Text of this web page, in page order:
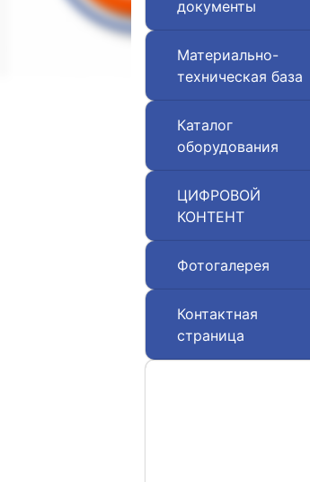
документы
Материально-
техническая база
Каталог
оборудования
ЦИФРОВОЙ
КОНТЕНТ
Фотогалерея
Контактная
страница